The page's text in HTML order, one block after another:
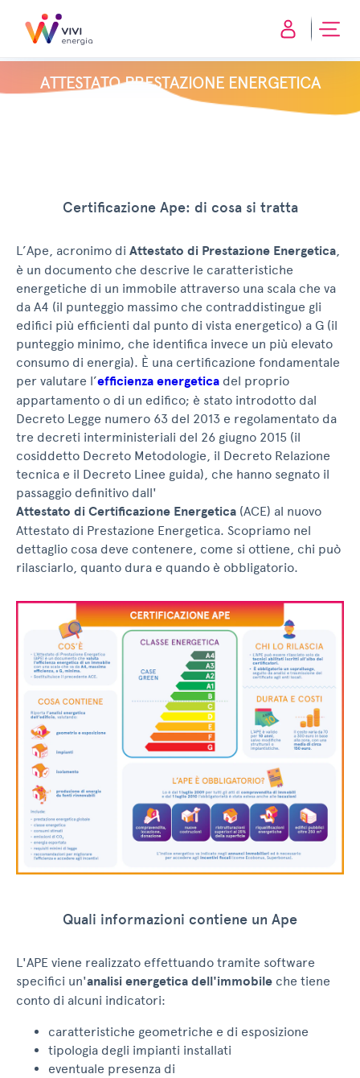
ATTESTATO PRESTAZIONE ENERGETICA
Certificazione Ape: di cosa si tratta
L’Ape, acronimo di Attestato di Prestazione Energetica,
è un documento che descrive le caratteristiche
energetiche di un immobile attraverso una scala che va
da A4 (il punteggio massimo che contraddistingue gli
edifici più efficienti dal punto di vista energetico) a G (il
punteggio minimo, che identifica invece un più elevato
consumo di energia). È una certificazione fondamentale
per valutare l’efficienza energetica del proprio
appartamento o di un edifico; è stato introdotto dal
Decreto Legge numero 63 del 2013 e regolamentato da
tre decreti interministeriali del 26 giugno 2015 (il
cosiddetto Decreto Metodologie, il Decreto Relazione
tecnica e il Decreto Linee guida), che hanno segnato il
passaggio definitivo dall'
Attestato di Certificazione Energetica (ACE) al nuovo
Attestato di Prestazione Energetica. Scopriamo nel
dettaglio cosa deve contenere, come si ottiene, chi può
rilasciarlo, quanto dura e quando è obbligatorio.
Quali informazioni contiene un Ape
L'APE viene realizzato effettuando tramite software
specifici un'analisi energetica dell'immobile che tiene
conto di alcuni indicatori:
caratteristiche geometriche e di esposizione
tipologia degli impianti installati
eventuale presenza di